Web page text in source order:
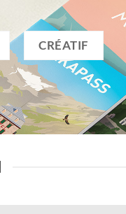
CRÉATIF